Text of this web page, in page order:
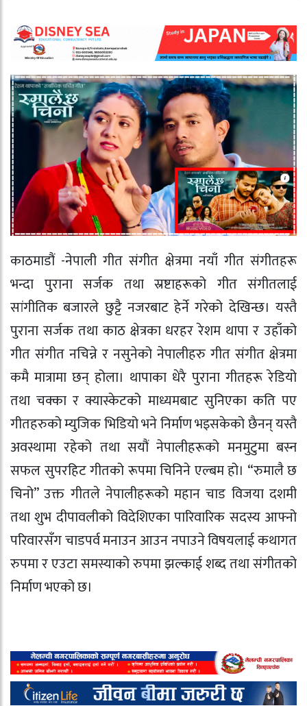
काठमाडौं -नेपाली गीत संगीत क्षेत्रमा नयाँ गीत संगीतहरू
भन्दा पुराना सर्जक तथा स्रष्टाहरूको गीत संगीतलाई
सांगीतिक बजारले छुट्टै नजरबाट हेर्ने गरेको देखिन्छ। यस्तै
पुराना सर्जक तथा काठ क्षेत्रका धरहर रेशम थापा र उहाँको
गीत संगीत नचिन्ने र नसुनेको नेपालीहरु गीत संगीत क्षेत्रमा
कमै मात्रामा छन् होला। थापाका धेरै पुराना गीतहरू रेडियो
तथा चक्का र क्यास्केटको माध्यमबाट सुनिएका कति पए
गीतहरुको म्युजिक भिडियो भने निर्माण भइसकेको छैनन् यस्तै
अवस्थामा रहेको तथा सयौं नेपालीहरूको मनमुटुमा बस्न
सफल सुपरहिट गीतको रूपमा चिनिने एल्बम हो। “रुमालै छ
चिनो” उक्त गीतले नेपालीहरूको महान चाड विजया दशमी
तथा शुभ दीपावलीको विदेशिएका पारिवारिक सदस्य आफ्नो
परिवारसँग चाडपर्व मनाउन आउन नपाउने विषयलाई कथागत
रुपमा र एउटा समस्याको रुपमा झल्काई शब्द तथा संगीतको
निर्माण भएको छ।